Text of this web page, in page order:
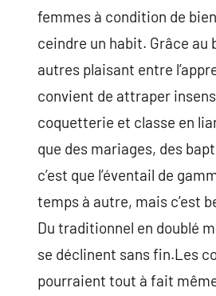
femmes à condition de
ceindre un habit. Grâce
autres plaisant entre
convient de attraper
coquetterie et classe en
que des mariages, des
c’est que l’éventail de
temps à autre, mais c’est
Du traditionnel en doublé
se déclinent sans fin.Les
pourraient tout à fait